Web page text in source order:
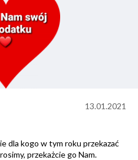
13.01.2021
dla kogo w tym roku przekazać
przekażcie go Nam.